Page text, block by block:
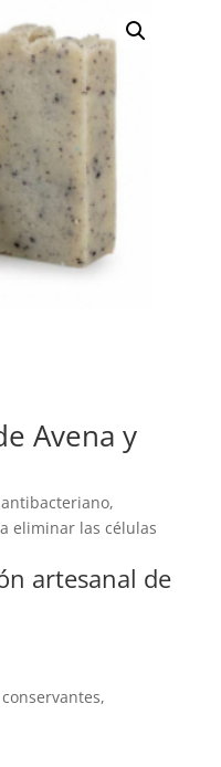
Avena y
eliminar las células
artesanal de